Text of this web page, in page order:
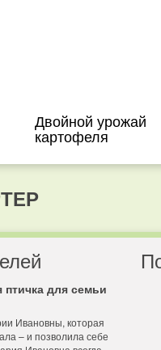
Двойной урожай
картофеля
птичка для семьи
Ивановны, которая
– и позволила себе